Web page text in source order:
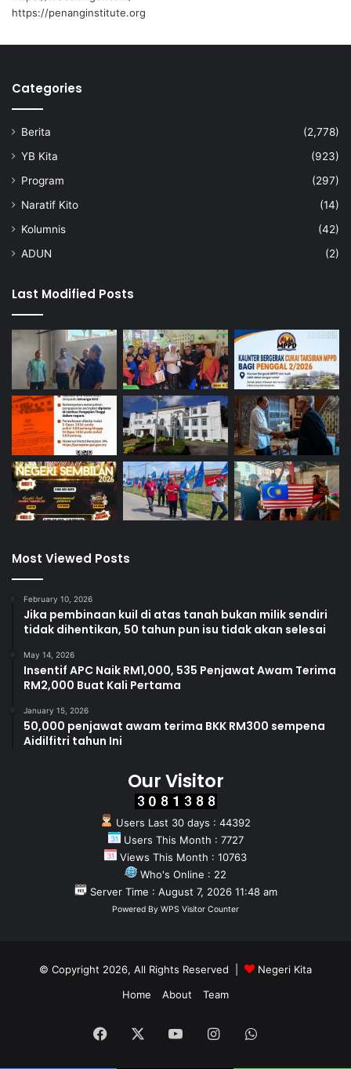
O
a
,
T
r
u
B
a
u
S
e
r
P
n
d
i
n
T
https://penanginstitute.org
Categories
Berita
(2,778)
YB Kita
(923)
Program
(297)
Naratif Kito
(14)
Kolumnis
(42)
ADUN
(2)
Last Modified Posts
Most Viewed Posts
February 10, 2026
Jika pembinaan kuil di atas tanah bukan milik sendiri
tidak dihentikan, 50 tahun pun isu tidak akan selesai
May 14, 2026
Insentif APC Naik RM1,000, 535 Penjawat Awam Terima
RM2,000 Buat Kali Pertama
January 15, 2026
50,000 penjawat awam terima BKK RM300 sempena
Aidilfitri tahun Ini
Our Visitor
Users Last 30 days : 44392
Users This Month : 7727
Views This Month : 10763
Who's Online : 22
Server Time : August 7, 2026 11:48 am
Powered By WPS Visitor Counter
© Copyright 2026, All Rights Reserved |
Negeri Kita
Home
About Team
Facebook YouTubeInstagramWhatsApp